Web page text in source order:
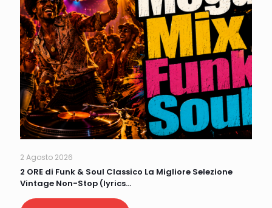
2 Agosto 2026
2 ORE di Funk & Soul Classico La Migliore Selezione
Vintage Non-Stop (lyrics…